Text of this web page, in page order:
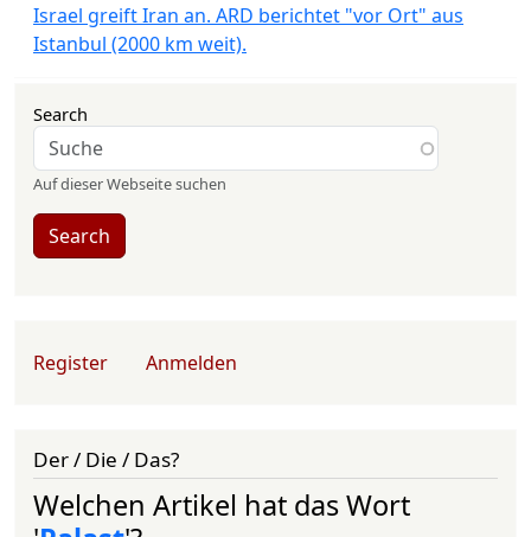
Israel greift Iran an. ARD berichtet "vor Ort" aus
Istanbul (2000 km weit).
Search
Auf dieser Webseite suchen
Search
User account menu
Register Anmelden
Der / Die / Das?
Welchen Artikel hat das Wort